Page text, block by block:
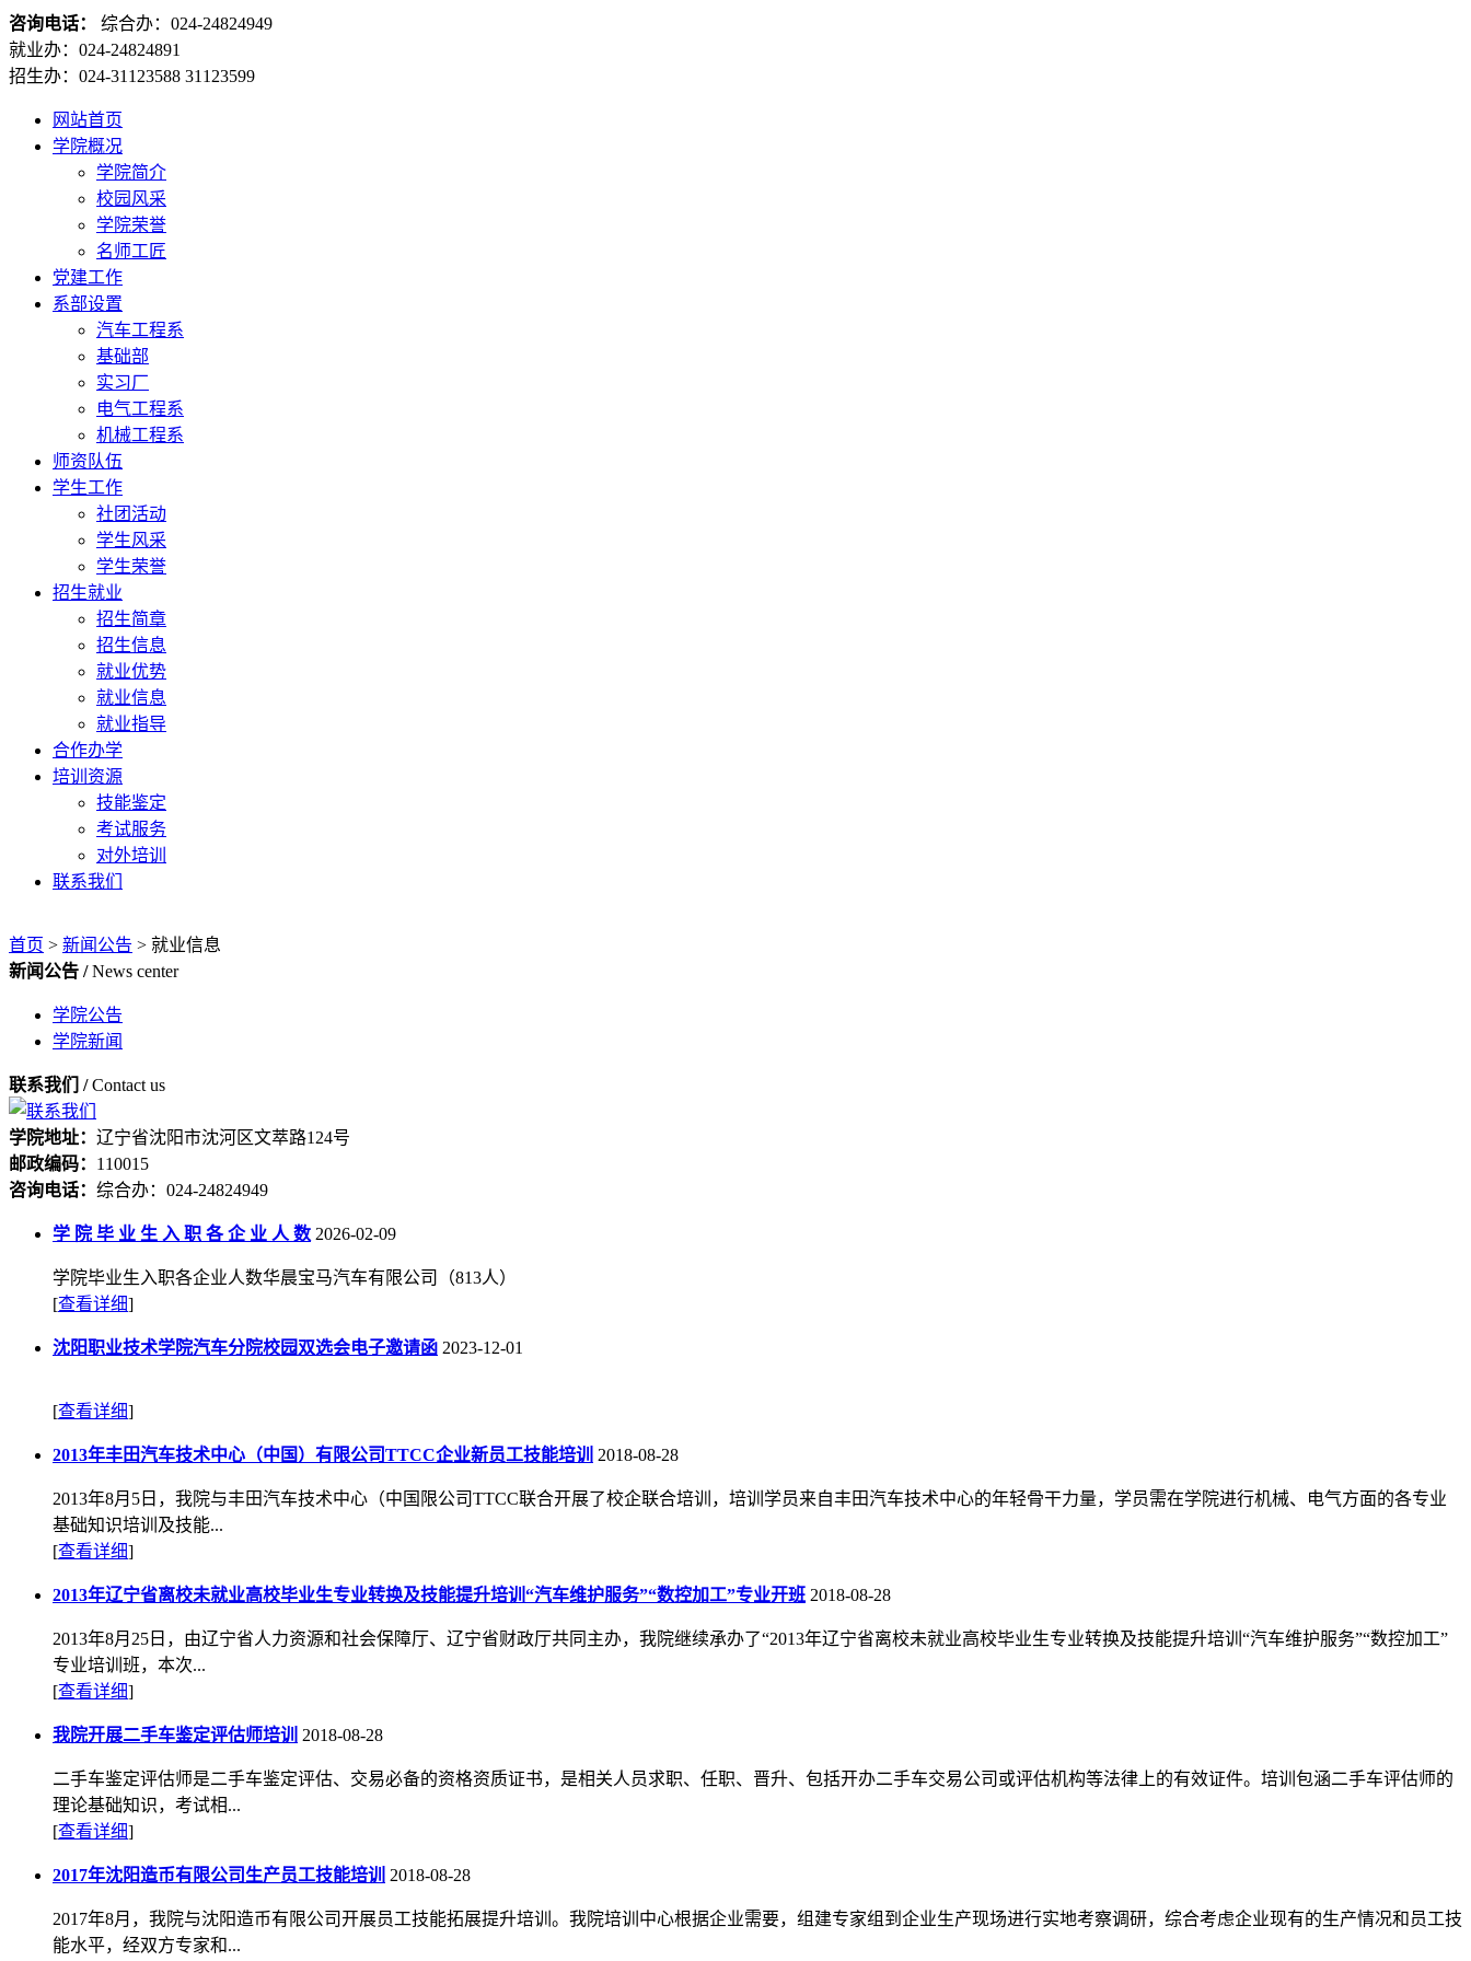
咨询电话：
综合办：024-24824949
就业办：024-24824891
招生办：024-31123588 31123599
网站首页
学院概况
学院简介
校园风采
学院荣誉
名师工匠
党建工作
系部设置
汽车工程系
基础部
实习厂
电气工程系
机械工程系
师资队伍
学生工作
社团活动
学生风采
学生荣誉
招生就业
招生简章
招生信息
就业优势
就业信息
就业指导
合作办学
培训资源
技能鉴定
考试服务
对外培训
联系我们
首页 > 新闻公告 > 就业信息
新闻公告 /News center
学院公告
学院新闻
联系我们 /Contact us
学院地址： 辽宁省沈阳市沈河区文萃路124号
邮政编码： 110015
咨询电话： 综合办：024-24824949
学 院 毕 业 生 入 职 各 企 业 人 数 2026-02-09
学院毕业生入职各企业人数华晨宝马汽车有限公司（813人）
[查看详细]
沈阳职业技术学院汽车分院校园双选会电子邀请函 2023-12-01
[查看详细]
2013年丰田汽车技术中心（中国）有限公司TTCC企业新员工技能培训 2018-08-28
2013年8月5日，我院与丰田汽车技术中心（中国限公司TTCC联合开展了校企联合培训，培训学员来自丰田汽车技术中心的年轻骨干力量，学员需在学院进行机械、电气方面的各专业
基础知识培训及技能...
[查看详细]
2013年辽宁省离校未就业高校毕业生专业转换及技能提升培训“汽车维护服务”“数控加工”专业开班 2018-08-28
2013年8月25日，由辽宁省人力资源和社会保障厅、辽宁省财政厅共同主办，我院继续承办了“2013年辽宁省离校未就业高校毕业生专业转换及技能提升培训“汽车维护服务”“数控加工”
专业培训班，本次...
[查看详细]
我院开展二手车鉴定评估师培训 2018-08-28
二手车鉴定评估师是二手车鉴定评估、交易必备的资格资质证书，是相关人员求职、任职、晋升、包括开办二手车交易公司或评估机构等法律上的有效证件。培训包涵二手车评估师的
理论基础知识，考试相...
[查看详细]
2017年沈阳造币有限公司生产员工技能培训 2018-08-28
2017年8月，我院与沈阳造币有限公司开展员工技能拓展提升培训。我院培训中心根据企业需要，组建专家组到企业生产现场进行实地考察调研，综合考虑企业现有的生产情况和员工技
能水平，经双方专家和...